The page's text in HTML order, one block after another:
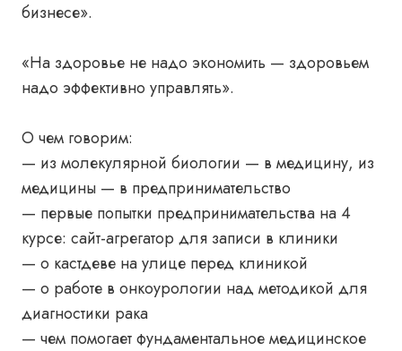
бизнесе».
«На здоровье не надо экономить — здоровьем
надо эффективно управлять».
О чем говорим:
— из молекулярной биологии — в медицину, из
медицины — в предпринимательство
— первые попытки предпринимательства на 4
курсе: сайт-агрегатор для записи в клиники
— о кастдеве на улице перед клиникой
— о работе в онкоурологии над методикой для
диагностики рака
— чем помогает фундаментальное медицинское